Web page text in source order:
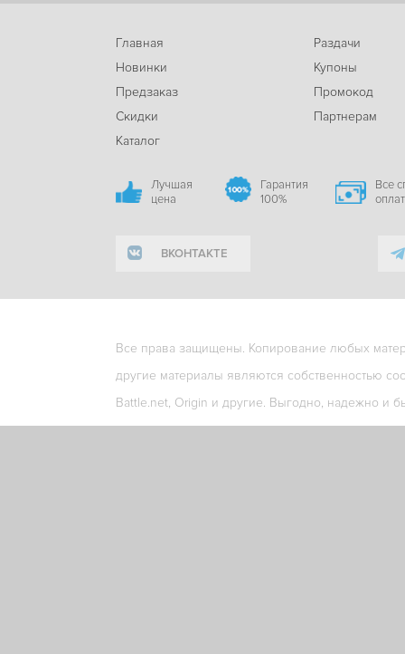
Главная
Новинки
Предзаказ
Скидки
Каталог
Раздачи
Купоны
Промокод
Партнерам
Лучшая
цена
Гарантия
100%
Все
ВКОНТАКТЕ
Все права защищены. Копирование любых
другие материалы являются собственностью
Battle.net, Origin и другие. Выгодно, надежно и